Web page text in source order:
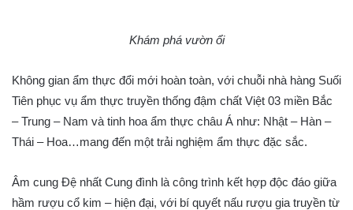
Khám phá vườn ổi
Không gian ẩm thực đổi mới hoàn toàn, với chuỗi nhà hàng Suối
Tiên phục vụ ẩm thực truyền thống đậm chất Việt 03 miền Bắc
– Trung – Nam và tinh hoa ẩm thực châu Á như: Nhật – Hàn –
Thái – Hoa…mang đến một trải nghiệm ẩm thực đặc sắc.
Âm cung Đệ nhất Cung đình là công trình kết hợp độc đáo giữa
hầm rượu cổ kim – hiện đại, với bí quyết nấu rượu gia truyền từ